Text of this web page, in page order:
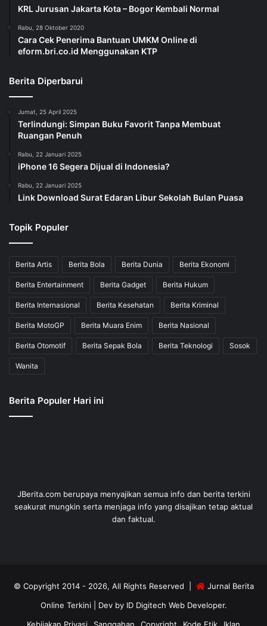
KRL Jurusan Jakarta Kota – Bogor Kembali Normal
Rabu, 28 Oktober 2020
Cara Cek Penerima Bantuan UMKM Online di
eform.bri.co.id Menggunakan KTP
Berita Diperbarui
Jumat, 25 April 2025
Terlindungi: Simpan Buku Favorit Tanpa Membuat
Ruangan Penuh
Rabu, 22 Januari 2025
iPhone 16 Segera Dijual di Indonesia?
Rabu, 22 Januari 2025
Link Download Surat Edaran Libur Sekolah Bulan Puasa
Topik Populer
Berita Artis Berita Bola Berita Dunia Berita Ekonomi
Berita Entertainment Berita Gadget Berita Hukum
Berita Internasional Berita Kesehatan Berita Kriminal
Berita MotoGP Berita Muara Enim Berita Nasional
Berita Otomotif Berita Sepak Bola Berita Teknologi Sosok
Wanita
Berita Populer Hari ini
JBerita.com berupaya menyajikan semua info dan berita terkini
seakurat mungkin serta menjaga info yang disajikan tetap aktual
dan faktual.
© Copyright 2014 - 2026, All Rights Reserved |
Jurnal Berita
Online Terkini| Dev by ID Digitech Web Developer.
Kebijakan Privasi
Sanggahan Copyright Kode Etik Iklan